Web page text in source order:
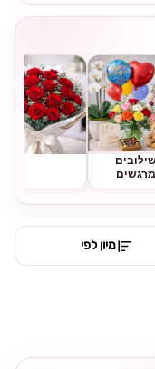
מרגשים
מיון לפי